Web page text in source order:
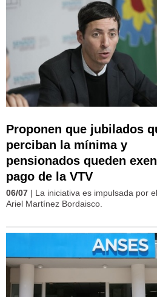
Proponen que jubilados
perciban la mínima y
pensionados queden
pago de la VTV
06/07 | La iniciativa es impulsada por
Ariel Martínez Bordaisco.